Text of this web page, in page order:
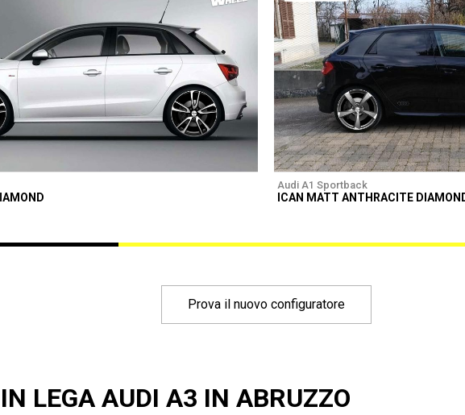
Audi A1 Sportback
ICAN MATT ANTHRACITE
Prova il nuovo configuratore
LEGA AUDI A3 IN ABRUZZO